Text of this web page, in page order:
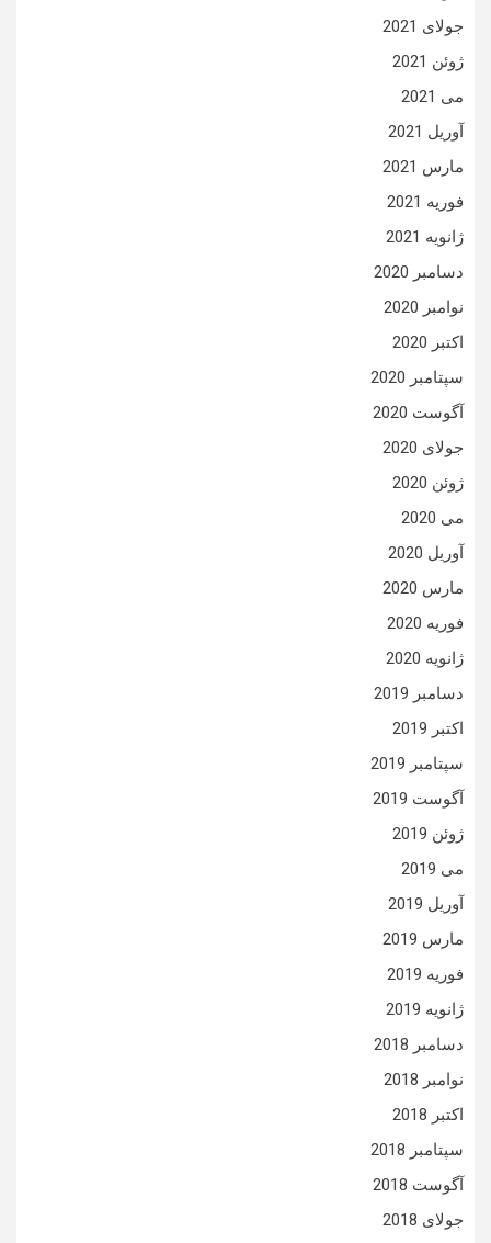
جولای 2021
ژوئن 2021
می 2021
آوریل 2021
مارس 2021
فوریه 2021
ژانویه 2021
دسامبر 2020
نوامبر 2020
اکتبر 2020
سپتامبر 2020
آگوست 2020
جولای 2020
ژوئن 2020
می 2020
آوریل 2020
مارس 2020
فوریه 2020
ژانویه 2020
دسامبر 2019
اکتبر 2019
سپتامبر 2019
آگوست 2019
ژوئن 2019
می 2019
آوریل 2019
مارس 2019
فوریه 2019
ژانویه 2019
دسامبر 2018
نوامبر 2018
اکتبر 2018
سپتامبر 2018
آگوست 2018
جولای 2018